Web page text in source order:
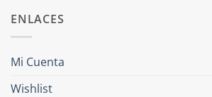
ENLACES
Mi Cuenta
Wishlist